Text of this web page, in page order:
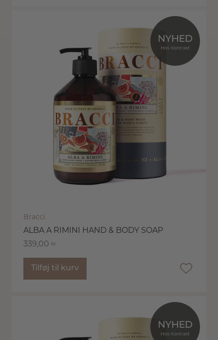
Bracci
ALBA A RIMINI HAND & BODY SOAP
339,00 kr.
Tilføj til kurv